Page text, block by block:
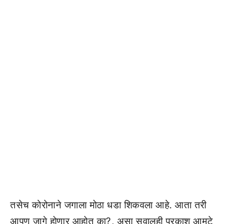
तसेच कोरोनाने जगाला मोठा धडा शिकवला आहे. आता तरी
आपण जागे होणार आहोत का?, असा सवालही प्रकाश आमटे